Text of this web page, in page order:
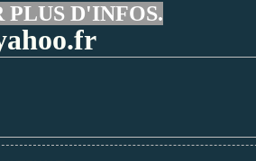
PLUS D'INFOS.